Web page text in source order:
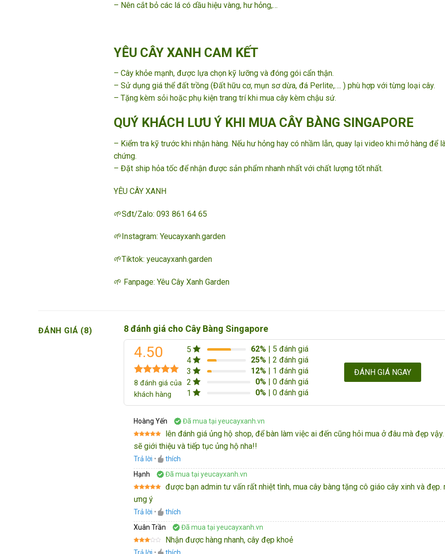
– Nên cắt bỏ các lá có dầu hiệu vàng, hư hỏng,…
YÊU CÂY XANH CAM KẾT
– Cây khỏe mạnh, được lựa chọn kỹ lưỡng và đóng gói cẩn thận.
– Sử dụng giá thể đất trồng (Đất hữu cơ, mụn sơ dừa, đá Perlite,…. ) phù hợp với từng loại cây.
– Tặng kèm sỏi hoặc phụ kiện trang trí khi mua cây kèm chậu sứ.
QUÝ KHÁCH LƯU Ý KHI MUA CÂY BÀNG SINGAPORE
– Kiểm tra kỹ trước khi nhận hàng. Nếu hư hỏng hay có nhầm lẫn, quay lại video khi mở hàng để
chứng.
– Đặt ship hỏa tốc để nhận được sản phẩm nhanh nhất với chất lượng tốt nhất.
YÊU CÂY XANH
🌱Sđt/Zalo:093 861 64 65
🌱Instagram: Yeucayxanh.garden
🌱Tiktok: yeucayxanh.garden
🌱 Fanpage:Yêu Cây Xanh Garden
ĐÁNH GIÁ (8) 8 đánh giá cho Cây Bàng Singapore
4.50
4.50trên 5
dựa trên
8
đánh giá
8 đánh giá của
khách hàng
5 62% | 5 đánh giá
4
25% | 2 đánh giá
3
12% | 1 đánh giá
2
0% | 0 đánh giá
1
0% | 0 đánh giá
ĐÁNH GIÁ NGAY
Hoàng Yến Đã mua tại yeucayxanh.vn
Được xếp
hạng 55
lên đánh giá ủng hộ shop, để bàn làm việc ai đến cũng hỏi mua ở đâu mà đẹp
sẽ giới thiệu và tiếp tục ủng hộ nha!!
Trả lời •
thích
Hạnh
Đã mua tại yeucayxanh.vn
Được xếp
hạng
55
được bạn admin tư vấn rất nhiệt tình, mua cây bàng tặng cô giáo cây xinh và đẹp.
ưng ý
Trả lời •
thích
Xuân Trần
Đã mua tại yeucayxanh.vn
Được
Nhận được hàng nhanh, cây đẹp khoẻ